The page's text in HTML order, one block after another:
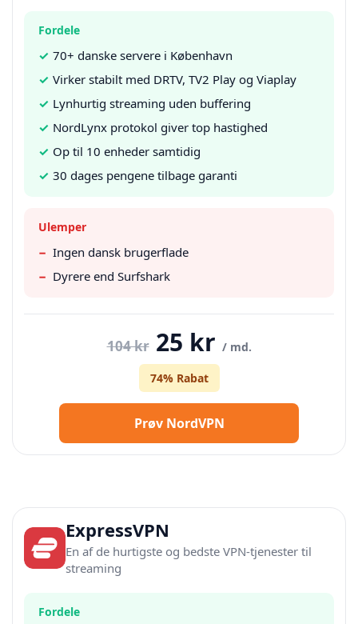
Fordele
✓ 70+ danske servere i København
✓ Virker stabilt med DRTV, TV2 Play og Viaplay
✓ Lynhurtig streaming uden buffering
✓ NordLynx protokol giver top hastighed
✓ Op til 10 enheder samtidig
✓ 30 dages pengene tilbage garanti
Ulemper
− Ingen dansk brugerflade
− Dyrere end Surfshark
104 kr25 kr / md.
74% Rabat
Prøv NordVPN
ExpressVPN
En af de hurtigste og bedste VPN-tjenester til
streaming
Fordele